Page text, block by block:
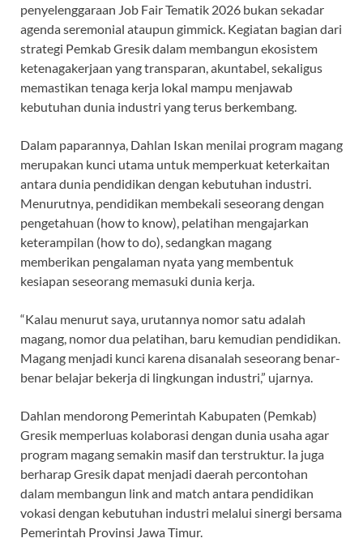
penyelenggaraan Job Fair Tematik 2026 bukan sekadar
agenda seremonial ataupun gimmick. Kegiatan bagian dari
strategi Pemkab Gresik dalam membangun ekosistem
ketenagakerjaan yang transparan, akuntabel, sekaligus
memastikan tenaga kerja lokal mampu menjawab
kebutuhan dunia industri yang terus berkembang.
Dalam paparannya, Dahlan Iskan menilai program magang
merupakan kunci utama untuk memperkuat keterkaitan
antara dunia pendidikan dengan kebutuhan industri.
Menurutnya, pendidikan membekali seseorang dengan
pengetahuan (how to know), pelatihan mengajarkan
keterampilan (how to do), sedangkan magang
memberikan pengalaman nyata yang membentuk
kesiapan seseorang memasuki dunia kerja.
“Kalau menurut saya, urutannya nomor satu adalah
magang, nomor dua pelatihan, baru kemudian pendidikan.
Magang menjadi kunci karena disanalah seseorang benar-
benar belajar bekerja di lingkungan industri,” ujarnya.
Dahlan mendorong Pemerintah Kabupaten (Pemkab)
Gresik memperluas kolaborasi dengan dunia usaha agar
program magang semakin masif dan terstruktur. Ia juga
berharap Gresik dapat menjadi daerah percontohan
dalam membangun link and match antara pendidikan
vokasi dengan kebutuhan industri melalui sinergi bersama
Pemerintah Provinsi Jawa Timur.